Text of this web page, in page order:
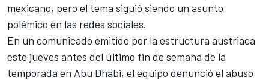
mexicano, pero el tema siguió siendo un asunto
polémico en las redes sociales.
En un comunicado emitido por la estructura austriaca
este jueves antes del último fin de semana de la
temporada en Abu Dhabi, el equipo denunció el abuso